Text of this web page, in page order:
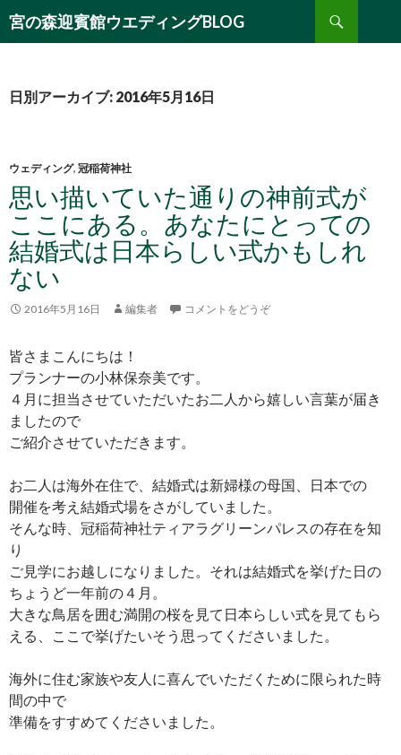
宮の森迎賓館ウエディングBLOG
検
索
ン
動
日別アーカイブ: 2016年5月16日
ウェディング, 冠稲荷神社
思い描いていた通りの神前式が
ここにある。あなたにとっての
結婚式は日本らしい式かもしれ
ない
2016年5月16日 編集者 コメントをどうぞ
皆さまこんにちは！
プランナーの小林保奈美です。
４月に担当させていただいたお二人から嬉しい言葉が届き
ましたので
ご紹介させていただきます。
お二人は海外在住で、結婚式は新婦様の母国、日本での
開催を考え結婚式場をさがしていました。
そんな時、冠稲荷神社ティアラグリーンパレスの存在を知
り
ご見学にお越しになりました。それは結婚式を挙げた日の
ちょうど一年前の４月。
大きな鳥居を囲む満開の桜を見て日本らしい式を見てもら
える、ここで挙げたいそう思ってくださいました。
海外に住む家族や友人に喜んでいただくために限られた時
間の中で
準備をすすめてくださいました。